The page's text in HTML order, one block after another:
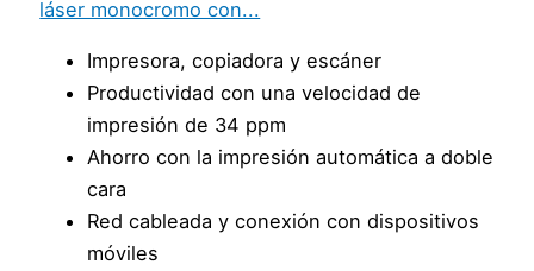
láser monocromo con...
Impresora, copiadora y escáner
Productividad con una velocidad de
impresión de 34 ppm
Ahorro con la impresión automática a doble
cara
Red cableada y conexión con dispositivos
móviles